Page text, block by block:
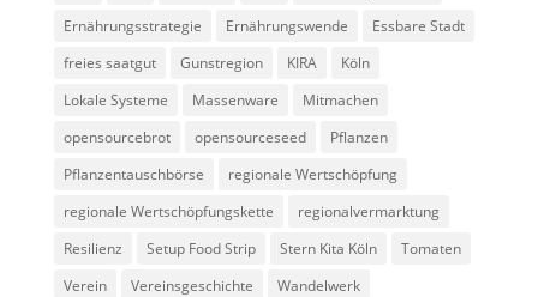
Ernährungsstrategie
Ernährungswende
Essbare Stadt
freies saatgut
Gunstregion KIRA
Köln
Lokale Systeme
Massenware
Mitmachen
opensourcebrot
opensourceseed
Pflanzen
Pflanzentauschbörse
regionale Wertschöpfung
regionale Wertschöpfungskette
regionalvermarktung
Resilienz
Setup Food Strip Stern Kita Köln
Tomaten
Verein
Vereinsgeschichte Wandelwerk